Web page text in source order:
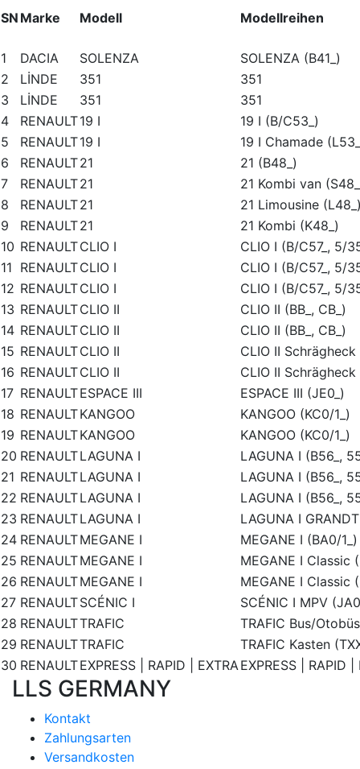
SN Marke Modell Modellreihen
1 DACIA SOLENZA
SOLENZA (B41_)
2
LİNDE 351
351
3
LİNDE 351
351
4
RENAULT19 I
19 I (B/C53_)
5
RENAULT19 I
19 I Chamade
6
RENAULT21
21 (B48_)
7
RENAULT21
21 Kombi van
8
RENAULT21
21 Limousine
9
RENAULT21
21 Kombi (K48_)
10 RENAULTCLIO I
CLIO I (B/C57_, 5/
11 RENAULTCLIO I
CLIO I (B/C57_, 5/
12 RENAULTCLIO I
CLIO I (B/C57_, 5/
13 RENAULTCLIO II
CLIO II (BB_, CB_)
14 RENAULTCLIO II
CLIO II (BB_, CB_)
15 RENAULTCLIO II
CLIO II
16 RENAULTCLIO II
CLIO II
17 RENAULTESPACE III
ESPACE III (JE0_)
18 RENAULTKANGOO
KANGOO (KC0/1_)
19 RENAULTKANGOO
KANGOO (KC0/1_)
20 RENAULTLAGUNA I
LAGUNA I (B56_,
21 RENAULTLAGUNA I
LAGUNA I (B56_,
22 RENAULTLAGUNA I
LAGUNA I (B56_,
23 RENAULTLAGUNA I
LAGUNA I
24 RENAULTMEGANE I
MEGANE I (BA0/1_)
25 RENAULTMEGANE I
MEGANE I Classic
26 RENAULTMEGANE I
MEGANE I Classic
27 RENAULTSCÉNIC I
SCÉNIC I MPV
28 RENAULTTRAFIC
TRAFIC Bus/
29 RENAULTTRAFIC
TRAFIC Kasten
30 RENAULTEXPRESS | RAPID | EXTRAEXPRESS | RAPID
LLS GERMANY
Kontakt
Zahlungsarten
Versandkosten